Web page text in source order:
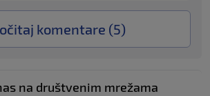
komentare (5)
na društvenim mrežama